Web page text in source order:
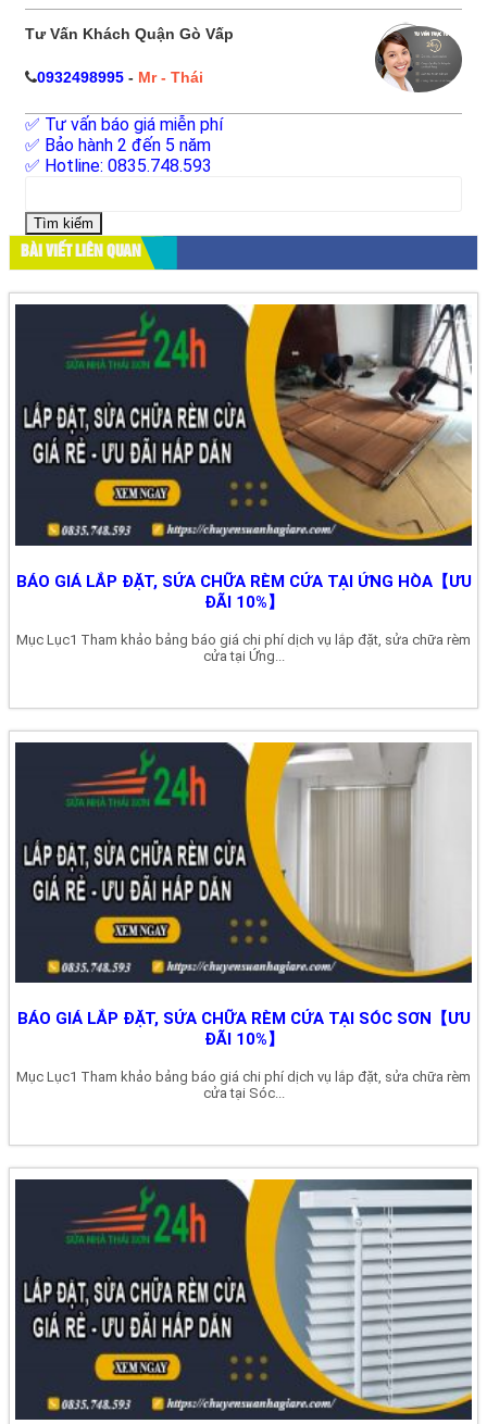
Tư Vấn Khách Quận Gò Vấp
0932498995 - Mr - Thái
✅ Tư vấn báo giá miễn phí
✅ Bảo hành 2 đến 5 năm
✅ Hotline: 0835.748.593
cho:
BÀI VIẾT LIÊN QUAN
BÁO GIÁ LẮP ĐẶT, SỬA CHỮA RÈM CỬA TẠI ỨNG HÒA【ƯU
ĐÃI 10%】
Mục Lục1 Tham khảo bảng báo giá chi phí dịch vụ lắp đặt, sửa chữa rèm
cửa tại Ứng...
BÁO GIÁ LẮP ĐẶT, SỬA CHỮA RÈM CỬA TẠI SÓC SƠN【ƯU
ĐÃI 10%】
Mục Lục1 Tham khảo bảng báo giá chi phí dịch vụ lắp đặt, sửa chữa rèm
cửa tại Sóc...